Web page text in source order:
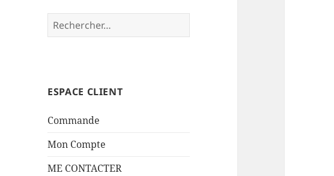
Rechercher :
ESPACE CLIENT
Commande
Mon Compte
ME CONTACTER